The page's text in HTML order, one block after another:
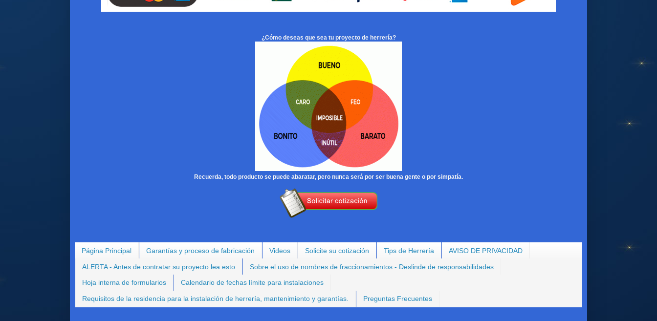
¿Cómo deseas que sea tu proyecto de herrería?
Recuerda, todo producto se puede abaratar, pero nunca será por ser buena gente o por simpatía.
Página Principal Garantías y proceso de fabricación Videos Solicite su cotización Tips de Herrería AVISO DE PRIVACIDAD
ALERTA - Antes de contratar su proyecto lea esto Sobre el uso de nombres de fraccionamientos - Deslinde de responsabilidades
Hoja interna de formularios Calendario de fechas límite para instalaciones
Requisitos de la residencia para la instalación de herrería, mantenimiento y garantías. Preguntas Frecuentes